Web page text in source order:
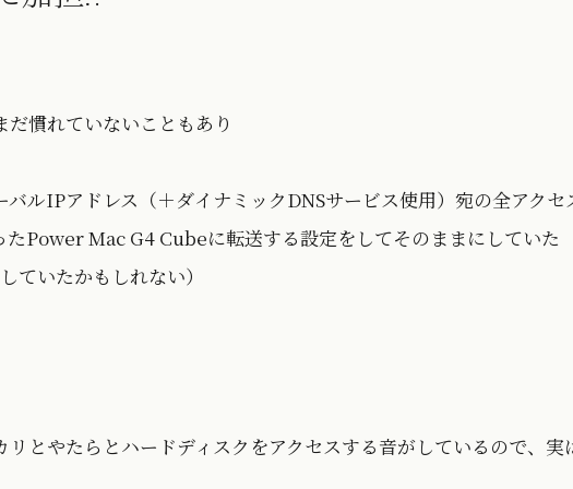
慣れていないこともあり
バルIPアドレス（＋ダイナミックDNSサービス使用）宛の全アクセ
たPower Mac G4 Cubeに転送する設定をしてそのままにしていた
ていたかもしれない）
とやたらとハードディスクをアクセスする音がしているので、実